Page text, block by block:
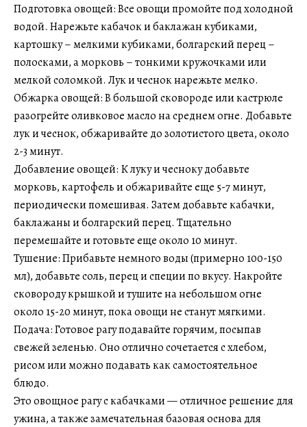
Подготовка овощей: Все овощи промойте под холодной
водой. Нарежьте кабачок и баклажан кубиками,
картошку – мелкими кубиками, болгарский перец –
полосками, а морковь – тонкими кружочками или
мелкой соломкой. Лук и чеснок нарежьте мелко.
Обжарка овощей: В большой сковороде или кастрюле
разогрейте оливковое масло на среднем огне. Добавьте
лук и чеснок, обжаривайте до золотистого цвета, около
2-3 минут.
Добавление овощей: К луку и чесноку добавьте
морковь, картофель и обжаривайте еще 5-7 минут,
периодически помешивая. Затем добавьте кабачки,
баклажаны и болгарский перец. Тщательно
перемешайте и готовьте еще около 10 минут.
Тушение: Прибавьте немного воды (примерно 100-150
мл), добавьте соль, перец и специи по вкусу. Накройте
сковороду крышкой и тушите на небольшом огне
около 15-20 минут, пока овощи не станут мягкими.
Подача: Готовое рагу подавайте горячим, посыпав
свежей зеленью. Оно отлично сочетается с хлебом,
рисом или можно подавать как самостоятельное
блюдо.
Это овощное рагу с кабачками — отличное решение для
ужина, а также замечательная базовая основа для